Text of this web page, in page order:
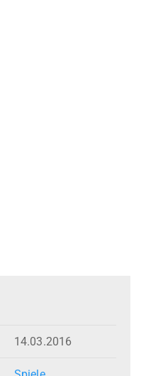
14.03.2016